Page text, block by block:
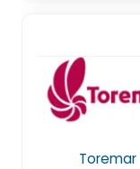
Toremar